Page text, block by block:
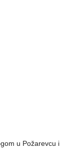
u Požarevcu i